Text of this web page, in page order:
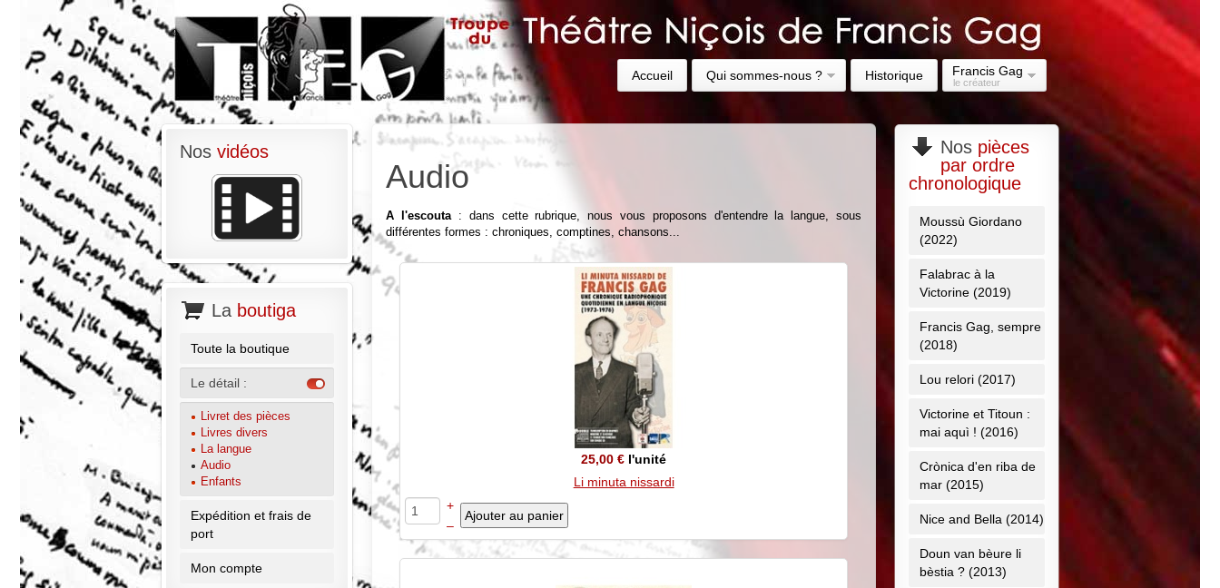
Accueil Qui sommes-nous ? Historique Francis Gag
le créateur
Audio
A l'escouta: dans cette rubrique, nous vous proposons d'entendre la langue, sous
différentes formes : chroniques, comptines, chansons...
25,00 € l'unité
Li minuta nissardi
+
–
Nos vidéos
La boutiga
Toute la boutique
Le détail :
Livret des pièces
Livres divers
La langue
Audio
Enfants
Expédition et frais de
port
Mon compte
Nospièces
par ordre
chronologique
Moussù Giordano
(2022)
Falabrac à la
Victorine (2019)
Francis Gag, sempre
(2018)
Lou relori (2017)
Victorine et Titoun :
mai aquì ! (2016)
Crònica d'en riba de
mar (2015)
Nice and Bella (2014)
Doun van bèure li
bèstia ? (2013)